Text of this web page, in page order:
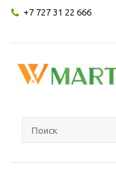
+7 727 31 22 666